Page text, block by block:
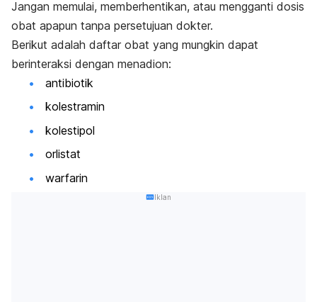
Jangan memulai, memberhentikan, atau mengganti dosis
obat apapun tanpa persetujuan dokter.
Berikut adalah daftar obat yang mungkin dapat
berinteraksi dengan menadion:
antibiotik
kolestramin
kolestipol
orlistat
warfarin
Iklan